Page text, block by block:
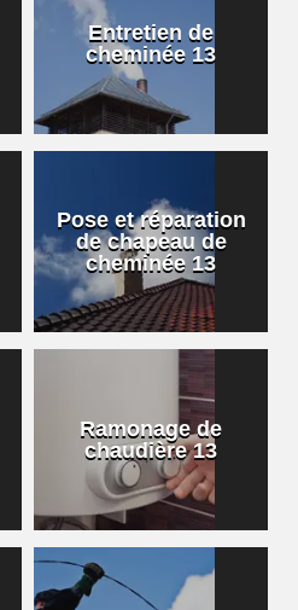
Entretien de
cheminée 13
Pose et réparation
de chapeau de
cheminée 13
Ramonage de
chaudière 13